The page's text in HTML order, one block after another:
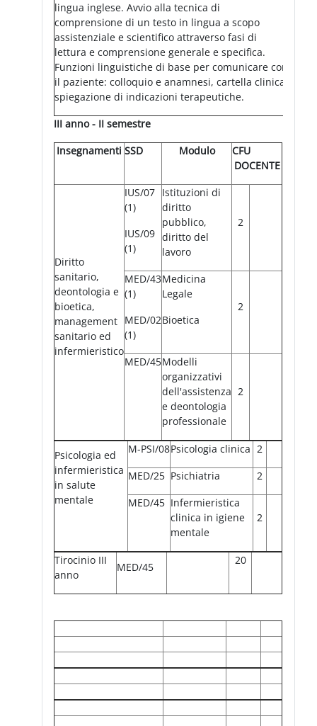
lingua inglese. Avvio alla tecnica di
comprensione di un testo in lingua a scopo
assistenziale e scientifico attraverso fasi di
lettura e comprensione generale e specifica.
Funzioni linguistiche di base per comunicare con
il paziente: colloquio e anamnesi, cartella clinica,
spiegazione di indicazioni terapeutiche.
III anno - II semestre
Insegnamenti SSD Modulo
CFU
DOCENTE
Diritto
sanitario,
deontologia e
bioetica,
management
sanitario ed
infermieristico
IUS/07
(1)
IUS/09
(1)
Istituzioni di
diritto
pubblico,
diritto del
lavoro
2
MED/43
(1)
MED/02
(1)
Medicina
Legale
Bioetica
2
MED/45Modelli
organizzativi
dell'assistenza
e deontologia
professionale
2
Psicologia ed
infermieristica
in salute
mentale
M-PSI/08Psicologia clinica 2
MED/25 Psichiatria
2
MED/45 Infermieristica
clinica in igiene
mentale
2
Tirocinio III
anno
MED/45
20